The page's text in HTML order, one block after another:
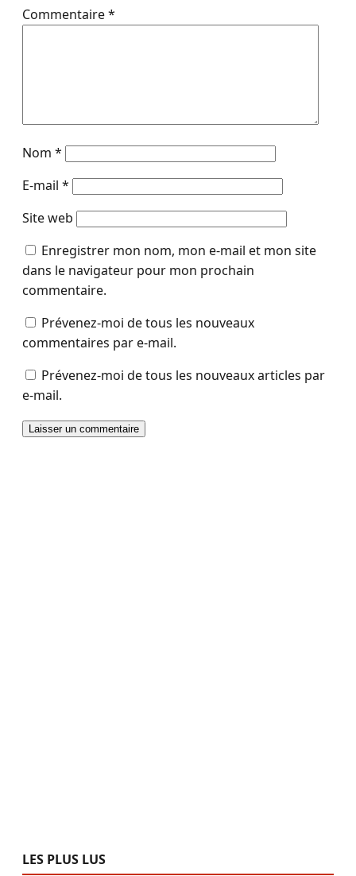
Commentaire*
Nom *
E-mail *
Site web
Enregistrer mon nom, mon e-mail et mon site
dans le navigateur pour mon prochain
commentaire.
Prévenez-moi de tous les nouveaux
commentaires par e-mail.
Prévenez-moi de tous les nouveaux articles par
e-mail.
LES PLUS LUS